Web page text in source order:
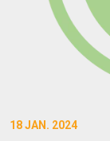
18 JAN. 2024